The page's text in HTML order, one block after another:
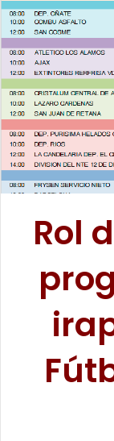
d
a
n
a
Rol